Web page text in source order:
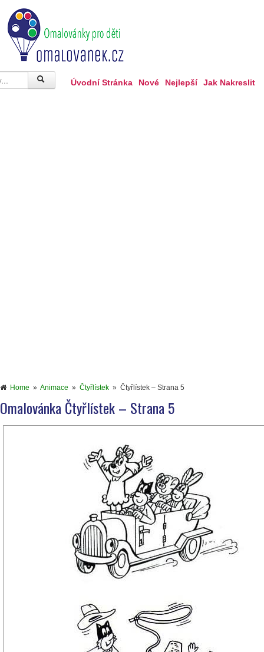
Úvodní Stránka Nové Nejlepší Jak Nakreslit
Home » Animace » Čtyřlístek » Čtyřlístek – Strana 5
Omalovánka Čtyřlístek – Strana 5